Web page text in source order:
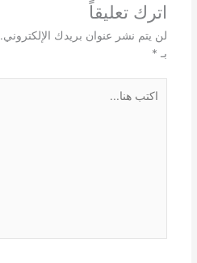
اترك تعليقاً
لن يتم نشر عنوان بريدك الإلكتروني.
بـ *
هنا...